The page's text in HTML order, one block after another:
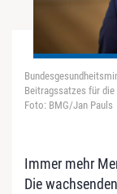
Beitragssatzes für
Foto: BMG/Jan Pauls
Immer mehr
Die